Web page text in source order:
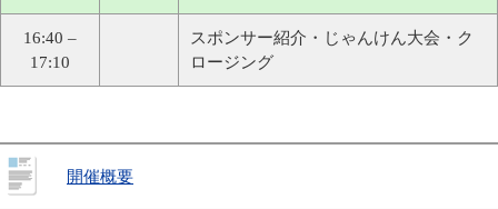
16:40 –
17:10
スポンサー紹介・じゃんけん大会・ク
ロージング
開催概要